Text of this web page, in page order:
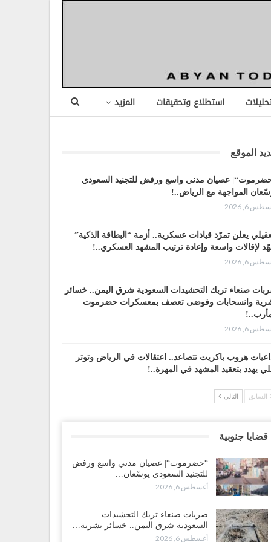
استطلاع وتحقيقات المزيد
الموقع
عصيان مدني واسع ورفض للتجنيد السعودي
المواجهة مع الرياض..!
6, 2026
يعلن تمرّد قيادات عسكرية.. أزمة “البطاقة الذكية”
لإقالات واسعة وإعادة ترتيب المشهد العسكري..!
6, 2026
صنعاء تربك التحشيدات السعودية شرق اليمن.. خسائر
وانسحابات وفوضى تعصف بمعسكرات حضرموت
6, 2026
هروب باكريت تتصاعد.. اعتقالات في الرياض وتوتر
يهدد بتعقيد المشهد في المهرة..!
6, 2026
الانتقالي يرفع التصعيد بالعصيان المدني.. ورسالة
للسعودية بشأن النفط..!
6, 2026
عرب جورنال: استقالة مدير مكتب العليمي.. هل
سلطة الرئاسي مرحلة التفكك المؤسسي..!
السابق التالي
قضايا جنوبية
“حضرموت“| عصيان مدني واسع ورفض
للتجنيد السعودي يوسّعان…
أغسطس 6, 2026
ضربات صنعاء تربك التحشيدات
السعودية شرق اليمن.. خسائر بشرية…
أغسطس 6, 2026